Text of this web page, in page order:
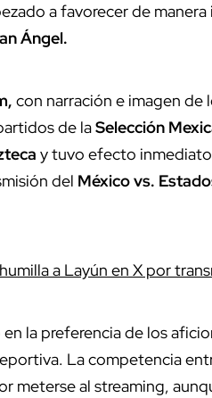
a favorecer de
Ángel.
con narración e imagen de
de laSelección
y tuvo efecto
del México vs.
a Layún en X por
la preferencia de los
La competencia
meterse al streaming,